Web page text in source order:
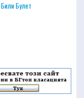
Били Булет